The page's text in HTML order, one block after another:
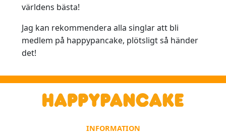
världens bästa!
Jag kan rekommendera alla singlar att bli
medlem på happypancake, plötsligt så händer
det!
INFORMATION